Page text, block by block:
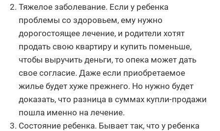
Тяжелое заболевание. Если у ребенка
проблемы со здоровьем, ему нужно
дорогостоящее лечение, и родители хотят
продать свою квартиру и купить поменьше,
чтобы выручить деньги, то опека может дать
свое согласие. Даже если приобретаемое
жилье будет хуже прежнего. Но нужно будет
доказать, что разница в суммах купли-продажи
пошла именно на лечение.
Состояние ребенка. Бывает так, что у ребенка